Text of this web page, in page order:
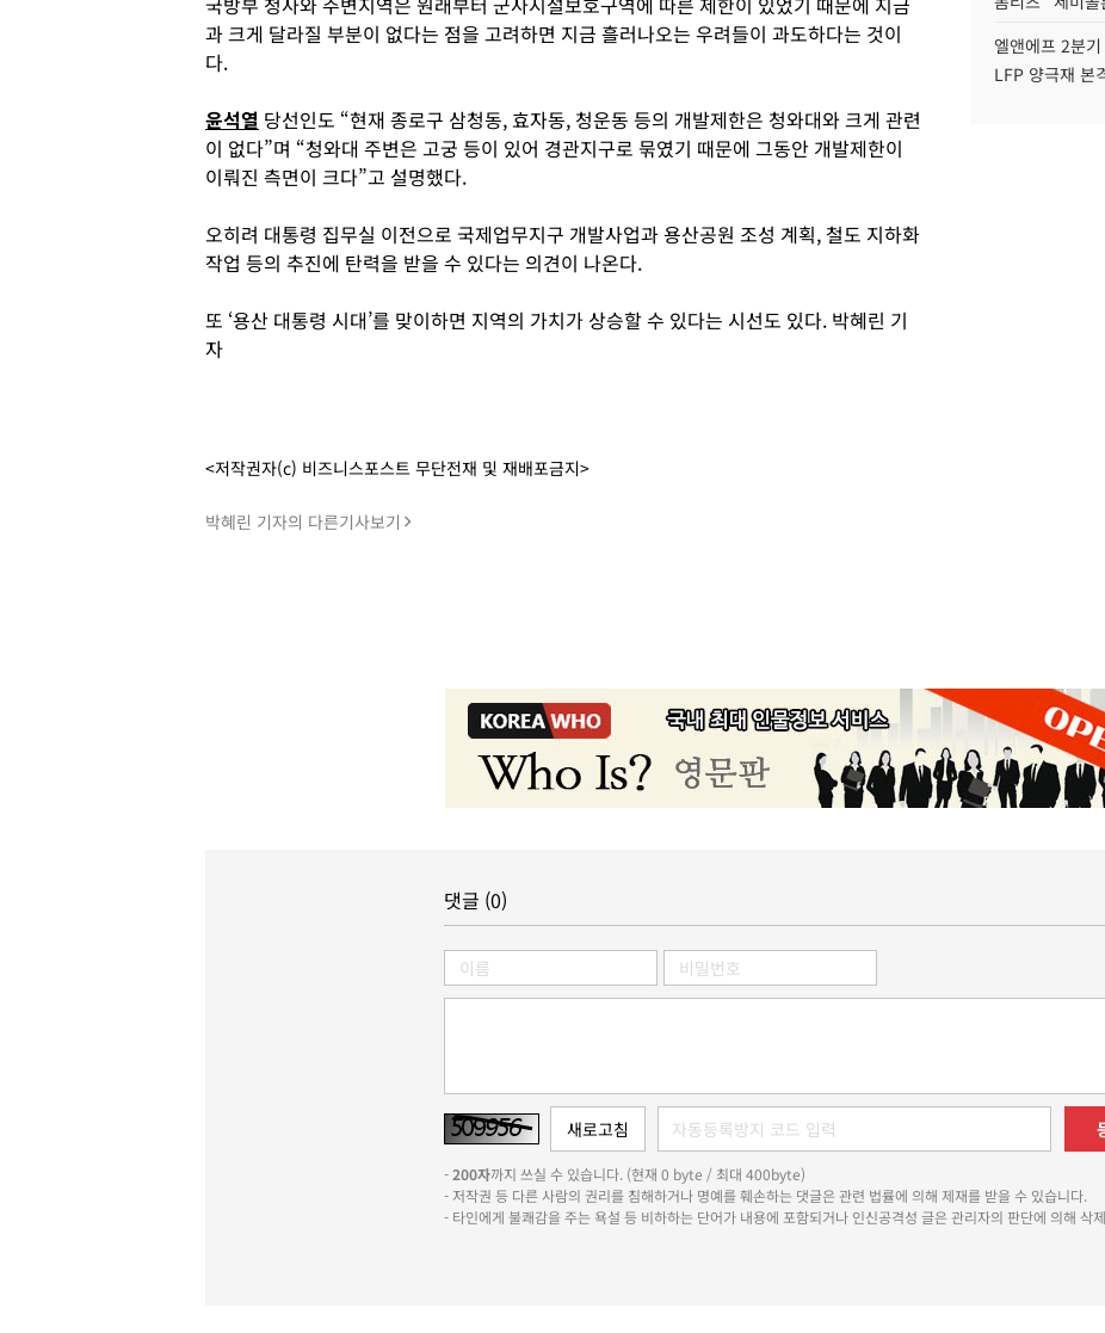
과 크게 달라질 부분이 없다는 점을 고려하면 지금 흘러나오는 우려들이 과도하다는 것이
다.
윤석열 당선인도 “현재 종로구 삼청동, 효자동, 청운동 등의 개발제한은 청와대와 크게 관련
이 없다”며 “청와대 주변은 고궁 등이 있어 경관지구로 묶였기 때문에 그동안 개발제한이
이뤄진 측면이 크다”고 설명했다.
오히려 대통령 집무실 이전으로 국제업무지구 개발사업과 용산공원 조성 계획, 철도 지하화
작업 등의 추진에 탄력을 받을 수 있다는 의견이 나온다.
또 ‘용산 대통령 시대’를 맞이하면 지역의 가치가 상승할 수 있다는 시선도 있다. 박혜린 기
자
<저작권자(c) 비즈니스포스트 무단전재 및 재배포금지>
박혜린 기자의 다른기사보기
엘앤에프 2분
LFP 양극재 본
댓글 (0)
-200자까지 쓰실 수 있습니다. (현재 0 byte / 최대 400byte)
- 저작권 등 다른 사람의 권리를 침해하거나 명예를 훼손하는 댓글은 관련 법률에 의해 제재를 받을 수 있습니다.
- 타인에게 불쾌감을 주는 욕설 등 비하하는 단어가 내용에 포함되거나 인신공격성 글은 관리자의 판단에 의해 삭